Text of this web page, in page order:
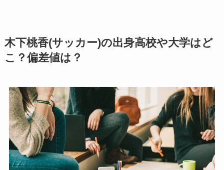
木下桃香(サッカー)の出身高校や大学はど
こ？偏差値は？